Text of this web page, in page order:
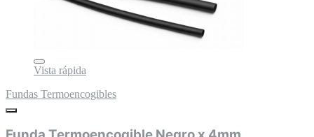
Vista rápida
Fundas Termoencogibles